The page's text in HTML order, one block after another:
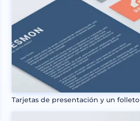
Tarjetas de presentación y un folleto